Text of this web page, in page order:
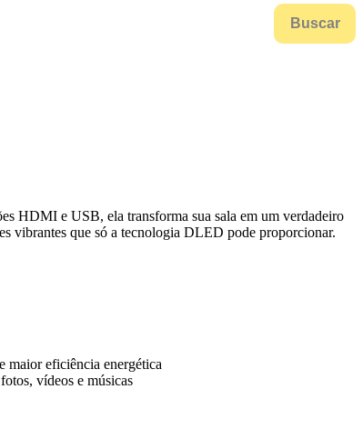
Buscar
HDMI e USB, ela transforma sua sala em um verdadeiro
vibrantes que só a tecnologia DLED pode proporcionar.
maior eficiência energética
vídeos e músicas